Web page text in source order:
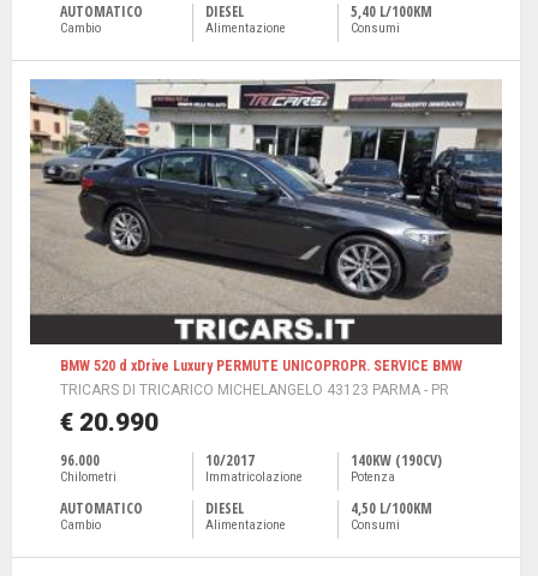
AUTOMATICO
Cambio
DIESEL
Alimentazione
5,40 L/100KM
Consumi
BMW 520 d xDrive Luxury PERMUTE UNICOPROPR. SERVICE BMW
TRICARS DI TRICARICO MICHELANGELO 43123 PARMA - PR
€ 20.990
96.000
Chilometri
10/2017
Immatricolazione
140KW (190CV)
Potenza
AUTOMATICO
Cambio
DIESEL
Alimentazione
4,50 L/100KM
Consumi